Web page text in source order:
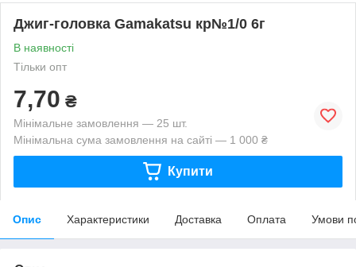
Джиг-головка Gamakatsu кр№1/0 6г
В наявності
Тільки опт
7,70 ₴
Мінімальне замовлення — 25 шт.
Мінімальна сума замовлення на сайті — 1 000 ₴
Купити
Опис Характеристики Доставка Оплата Умови